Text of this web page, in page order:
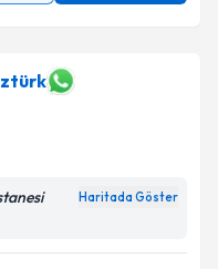
Haritada Göster